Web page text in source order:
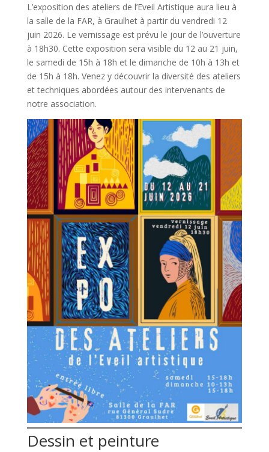
L’exposition des ateliers de l’Eveil Artistique aura lieu à
la salle de la FAR, à Graulhet à partir du vendredi 12
juin 2026. Le vernissage est prévu le jour de l’ouverture
à 18h30. Cette exposition sera visible du 12 au 21 juin,
le samedi de 15h à 18h et le dimanche de 10h à 13h et
de 15h à 18h. Venez y découvrir la diversité des ateliers
et techniques abordées autour des intervenants de
notre association.
Dessin et peinture